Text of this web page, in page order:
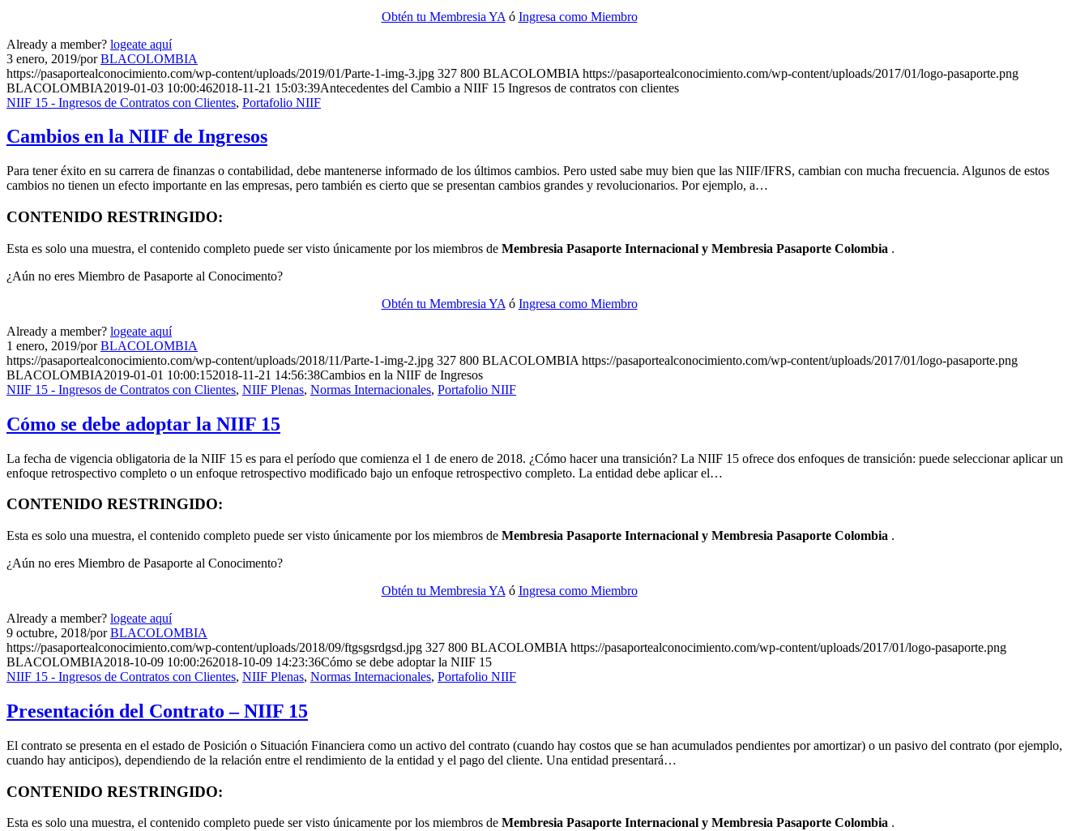
Obtén tu Membresia YA ó Ingresa como Miembro
Already a member? logeate aquí
3 enero, 2019/porBLACOLOMBIA
https://pasaportealconocimiento.com/wp-content/uploads/2019/01/Parte-1-img-3.jpg 327 800 BLACOLOMBIA https://pasaportealconocimiento.com/wp-content/uploads/2017/01/logo-pasaporte.png
BLACOLOMBIA2019-01-03 10:00:462018-11-21 15:03:39Antecedentes del Cambio a NIIF 15 Ingresos de contratos con clientes
NIIF 15 - Ingresos de Contratos con Clientes, Portafolio NIIF
Cambios en la NIIF de Ingresos
Para tener éxito en su carrera de finanzas o contabilidad, debe mantenerse informado de los últimos cambios. Pero usted sabe muy bien que las NIIF/IFRS, cambian con mucha frecuencia. Algunos de estos
cambios no tienen un efecto importante en las empresas, pero también es cierto que se presentan cambios grandes y revolucionarios. Por ejemplo, a…
CONTENIDO RESTRINGIDO:
Esta es solo una muestra, el contenido completo puede ser visto únicamente por los miembros de Membresia Pasaporte Internacional y Membresia Pasaporte Colombia .
¿Aún no eres Miembro de Pasaporte al Conocimento?
Obtén tu Membresia YA ó Ingresa como Miembro
Already a member? logeate aquí
1 enero, 2019/porBLACOLOMBIA
https://pasaportealconocimiento.com/wp-content/uploads/2018/11/Parte-1-img-2.jpg 327 800 BLACOLOMBIA https://pasaportealconocimiento.com/wp-content/uploads/2017/01/logo-pasaporte.png
BLACOLOMBIA2019-01-01 10:00:152018-11-21 14:56:38Cambios en la NIIF de Ingresos
NIIF 15 - Ingresos de Contratos con Clientes, NIIF Plenas, Normas Internacionales, Portafolio NIIF
Cómo se debe adoptar la NIIF 15
La fecha de vigencia obligatoria de la NIIF 15 es para el período que comienza el 1 de enero de 2018. ¿Cómo hacer una transición? La NIIF 15 ofrece dos enfoques de transición: puede seleccionar aplicar un
enfoque retrospectivo completo o un enfoque retrospectivo modificado bajo un enfoque retrospectivo completo. La entidad debe aplicar el…
CONTENIDO RESTRINGIDO:
Esta es solo una muestra, el contenido completo puede ser visto únicamente por los miembros de Membresia Pasaporte Internacional y Membresia Pasaporte Colombia .
¿Aún no eres Miembro de Pasaporte al Conocimento?
Obtén tu Membresia YA ó Ingresa como Miembro
Already a member? logeate aquí
9 octubre, 2018/porBLACOLOMBIA
https://pasaportealconocimiento.com/wp-content/uploads/2018/09/ftgsgsrdgsd.jpg 327 800 BLACOLOMBIA https://pasaportealconocimiento.com/wp-content/uploads/2017/01/logo-pasaporte.png
BLACOLOMBIA2018-10-09 10:00:262018-10-09 14:23:36Cómo se debe adoptar la NIIF 15
NIIF 15 - Ingresos de Contratos con Clientes, NIIF Plenas, Normas Internacionales, Portafolio NIIF
Presentación del Contrato – NIIF 15
El contrato se presenta en el estado de Posición o Situación Financiera como un activo del contrato (cuando hay costos que se han acumulados pendientes por amortizar) o un pasivo del contrato (por ejemplo,
cuando hay anticipos), dependiendo de la relación entre el rendimiento de la entidad y el pago del cliente. Una entidad presentará…
CONTENIDO RESTRINGIDO:
Esta es solo una muestra, el contenido completo puede ser visto únicamente por los miembros de Membresia Pasaporte Internacional y Membresia Pasaporte Colombia .